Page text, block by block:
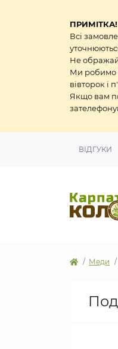
ПРИМІТКА!
Всі
Не
Ми робимо
вівторок і
Якщо вам
ВІДГУКИ
Меди